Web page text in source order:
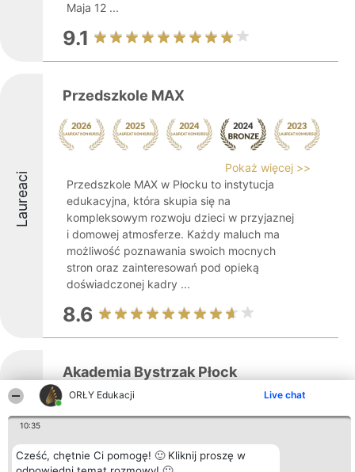
ORŁY Edukacji Live chat
10:35
Cześć, chętnie Ci pomogę! 🙂 Kliknij proszę w
Maja 12 ...
9.1
Laureaci
Przedszkole MAX
Pokaż więcej >>
Przedszkole MAX w Płocku to instytucja
edukacyjna, która skupia się na
kompleksowym rozwoju dzieci w przyjaznej
i domowej atmosferze. Każdy maluch ma
możliwość poznawania swoich mocnych
stron oraz zainteresowań pod opieką
doświadczonej kadry ...
8.6
Akademia Bystrzak Płock
placówkę, w której nauka łączy się z
przygodą i kreatywnym podejściem do